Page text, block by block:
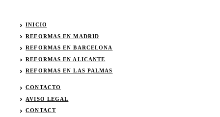
INICIO
REFORMAS EN MADRID
REFORMAS EN BARCELONA
REFORMAS EN ALICANTE
REFORMAS EN LAS PALMAS
CONTACTO
AVISO LEGAL
CONTACT